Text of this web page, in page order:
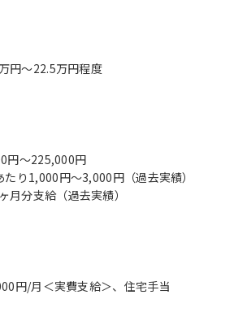
円〜22.5万円程度
円～225,000円
り1,000円～3,000円（過去実績）
分支給（過去実績）
円/月＜実費支給＞、住宅手当